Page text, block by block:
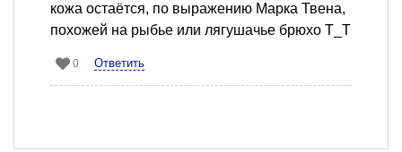
кожа остаётся, по выражению Марка Твена,
похожей на рыбье или лягушачье брюхо Т_Т
0 Ответить